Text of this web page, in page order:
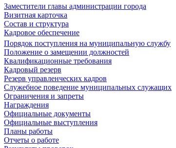
Заместители главы администрации города
Визитная карточка
Состав и структура
Кадровое обеспечение
Порядок поступления на муниципальную службу
Положение о замещении должностей
Квалификационные требования
Кадровый резерв
Резерв управленческих кадров
Служебное поведение муниципальных служащих
Ограничения и запреты
Награждения
Официальные документы
Официальные выступления
Планы работы
Отчеты о работе